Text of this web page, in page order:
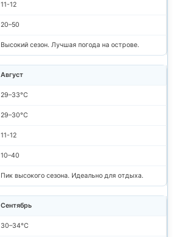
11-12
20–50
Высокий сезон. Лучшая погода на острове.
Август
29–33°C
29–30°C
11-12
10–40
Пик высокого сезона. Идеально для отдыха.
Сентябрь
30–34°C